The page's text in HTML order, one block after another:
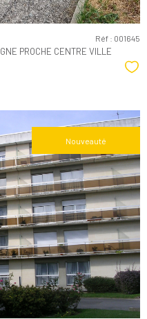
PROCHE CENTRE VILLE
Réf : 001645
Nouveauté